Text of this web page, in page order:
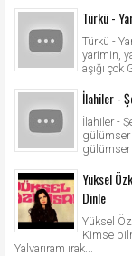
Türkü -
Türkü -
yarimin,
aşığı çok
İlahiler -
İlahiler -
gülümser
gülümser
Yüksel
Dinle
Yüksel
Kimse
Yalvarıram ırak...